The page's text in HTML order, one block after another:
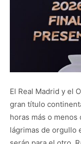
El Real Madrid y el
gran título
horas más o
lágrimas de orgullo